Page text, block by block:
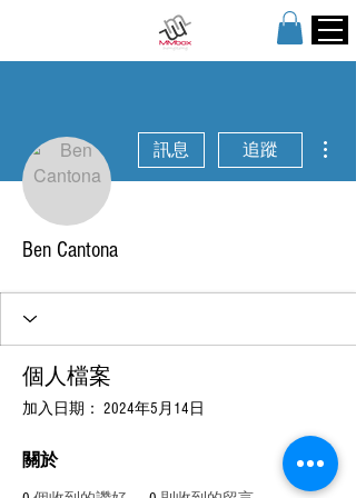
訊息 追蹤
Ben Cantona
個人檔案
加入日期： 2024年5月14日
關於